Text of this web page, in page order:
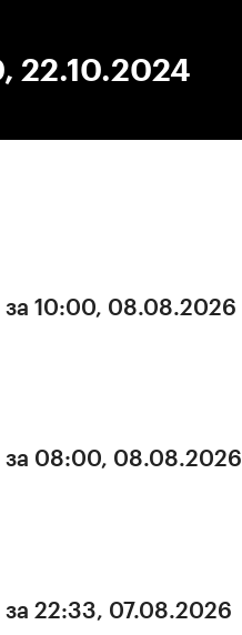
22.10.2024
за 10:00, 08.08.2026
за 08:00, 08.08.2026
за 22:33, 07.08.2026